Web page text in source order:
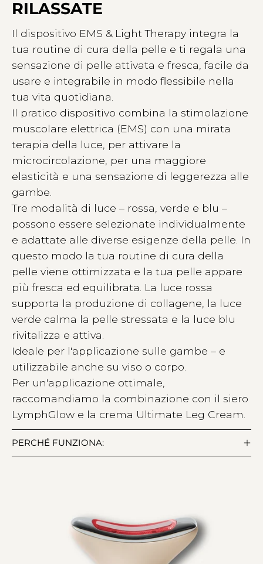
RILASSATE
Il dispositivo EMS & Light Therapy integra la
tua routine di cura della pelle e ti regala una
sensazione di pelle attivata e fresca, facile da
usare e integrabile in modo flessibile nella
tua vita quotidiana.
Il pratico dispositivo combina la stimolazione
muscolare elettrica (EMS) con una mirata
terapia della luce, per attivare la
microcircolazione, per una maggiore
elasticità e una sensazione di leggerezza alle
gambe.
Tre modalità di luce – rossa, verde e blu –
possono essere selezionate individualmente
e adattate alle diverse esigenze della pelle. In
questo modo la tua routine di cura della
pelle viene ottimizzata e la tua pelle appare
più fresca ed equilibrata. La luce rossa
supporta la produzione di collagene, la luce
verde calma la pelle stressata e la luce blu
rivitalizza e attiva.
Ideale per l'applicazione sulle gambe – e
utilizzabile anche su viso o corpo.
Per un'applicazione ottimale,
raccomandiamo la combinazione con il siero
LymphGlow e la crema Ultimate Leg Cream.
PERCHÉ FUNZIONA: